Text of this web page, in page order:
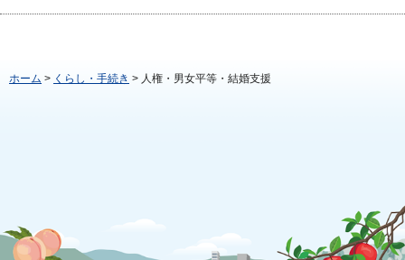
ホーム > くらし・手続き > 人権・男女平等・結婚支援